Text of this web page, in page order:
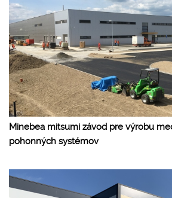
Minebea mitsumi závod pre výrobu
pohonných systémov